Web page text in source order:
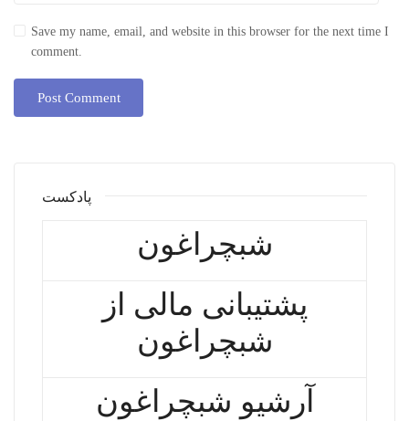
Save my name, email, and website in this browser for the next time I
comment.
پادکست
شبچراغون
پشتیبانی مالی از
شبچراغون
آرشیو شبچراغون